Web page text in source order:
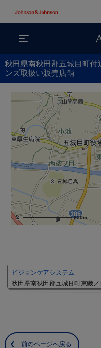
秋田県南秋田郡五城目町付
ンズ取扱い販売店舗
650m
ビジョンケアシステム
秋田県南秋田郡五城目町東磯
前のページへ戻る